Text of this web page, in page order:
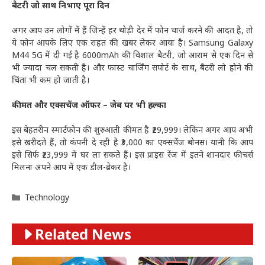
बैटरी जो साथ निभाए पूरा दिन
अगर आप उन लोगों में हैं जिन्हें हर थोड़ी देर में फोन चार्ज करने की आदत है, तो
ये फोन आपके लिए एक राहत की खबर लेकर आया है। Samsung Galaxy
M44 5G में दी गई है 6000mAh की विशाल बैटरी, जो आराम से एक दिन से
भी ज्यादा चल सकती है। और फास्ट चार्जिंग सपोर्ट के साथ, बैटरी लो होने की
चिंता भी कम हो जाती है।
कीमत और एक्सचेंज ऑफर – जेब पर भी हल्का
इस बेहतरीन स्मार्टफोन की शुरुआती कीमत है ₹29,999। लेकिन अगर आप अभी
इसे खरीदते हैं, तो कंपनी दे रही है ₹3,000 का एक्सचेंज बोनस। यानी कि आप
इसे सिर्फ ₹23,999 में घर ला सकते हैं। इस प्राइस रेंज में इतने शानदार फीचर्स
मिलना अपने आप में एक डील-ब्रेकर है।
Categories
Technology
Related News